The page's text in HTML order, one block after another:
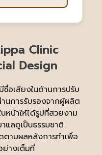
Clinic
Design
อเสียงในด้านการปรับ
นการรับรองจากผู้ผลิต
หน้าให้ได้รูปที่สวยงาม
แลดูเป็นธรรมชาติ
ามผลหลังการทำเพื่อ
ย่างเต็มที่